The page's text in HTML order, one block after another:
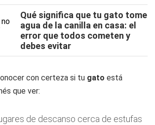
Qué significa que tu gato tome
agua de la canilla en casa: el
error que todos cometen y
debes evitar
con certeza si tu gato está
que ver:
de descanso cerca de estufas